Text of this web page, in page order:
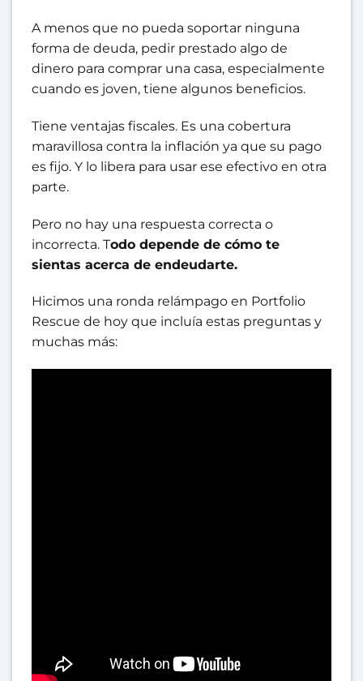
A menos que no pueda soportar ninguna
forma de deuda, pedir prestado algo de
dinero para comprar una casa, especialmente
cuando es joven, tiene algunos beneficios.
Tiene ventajas fiscales. Es una cobertura
maravillosa contra la inflación ya que su pago
es fijo. Y lo libera para usar ese efectivo en otra
parte.
Pero no hay una respuesta correcta o
incorrecta. Todo depende de cómo te
sientas acerca de endeudarte.
Hicimos una ronda relámpago en Portfolio
Rescue de hoy que incluía estas preguntas y
muchas más: